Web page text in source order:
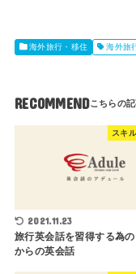
海外旅行・移住 海外旅
RECOMMEND
スキ
2021.11.23
旅行英会話を習得する為
からの英会話